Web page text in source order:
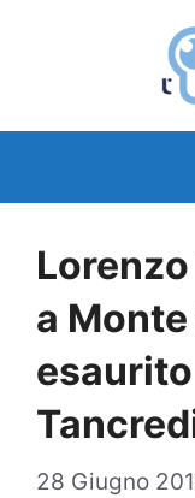
a
28 Giugno